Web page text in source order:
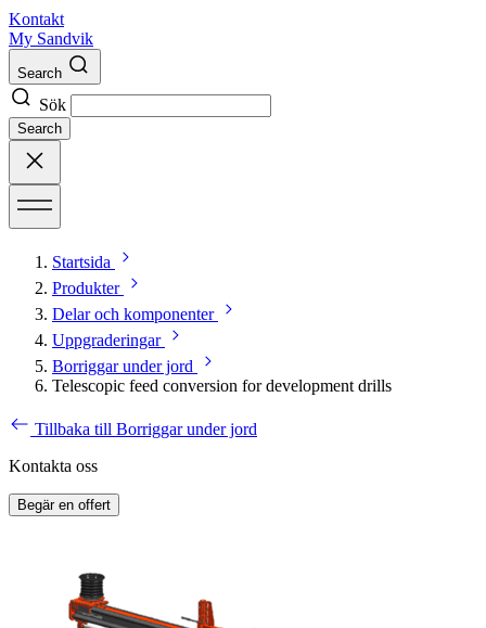
Kontakt
My Sandvik
Search
Sök
Search
Startsida
Produkter
Delar och komponenter
Uppgraderingar
Borriggar under jord
Telescopic feed conversion for development drills
Tillbaka till Borriggar under jord
Kontakta oss
Begär en offert